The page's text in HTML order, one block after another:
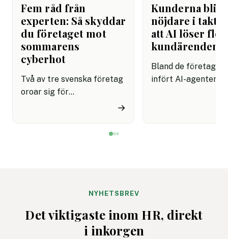
Fem råd från
experten: Så skyddar
du företaget mot
sommarens
cyberhot
Två av tre svenska företag
oroar sig för
innebär semestertider med
fem bästa tips för ett
säkrare sommarkontor.
→
Kunderna blir
nöjdare i takt
att AI löser fler
kundärenden
Bland de företag
infört AI-agenter i
NYHETSBREV
Det viktigaste inom HR, direkt
i inkorgen